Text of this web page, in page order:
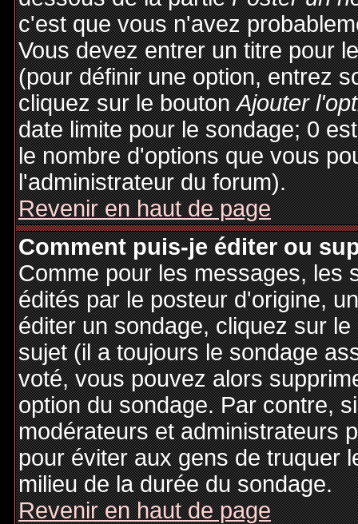
c'est que vous n'avez
Vous devez entrer un titre pour
(pour définir une option, entrez
cliquez sur le boutonAjouter
date limite pour le sondage; 0
le nombre d'options que vous
l'administrateur du forum).
Revenir en haut de page
Comment puis-je éditer ou
Comme pour les messages, les
édités par le posteur d'origine,
éditer un sondage, cliquez sur
sujet (il a toujours le sondage
voté, vous pouvez alors
option du sondage. Par contre,
modérateurs et administrateurs
pour éviter aux gens de truquer
milieu de la durée du sondage.
Revenir en haut de page